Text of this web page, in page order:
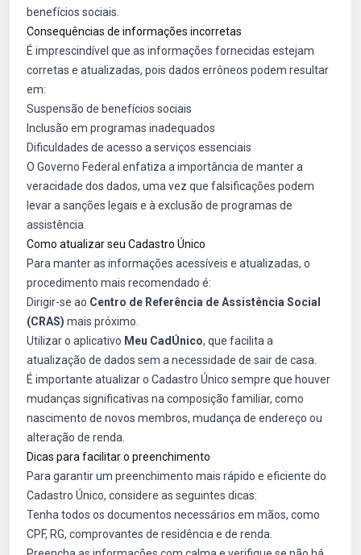
benefícios sociais.
Consequências de informações incorretas
É imprescindível que as informações fornecidas estejam
corretas e atualizadas, pois dados errôneos podem resultar
em:
Suspensão de benefícios sociais
Inclusão em programas inadequados
Dificuldades de acesso a serviços essenciais
O Governo Federal enfatiza a importância de manter a
veracidade dos dados, uma vez que falsificações podem
levar a sanções legais e à exclusão de programas de
assistência.
Como atualizar seu Cadastro Único
Para manter as informações acessíveis e atualizadas, o
procedimento mais recomendado é:
Dirigir-se ao Centro de Referência de Assistência Social
(CRAS) mais próximo.
Utilizar o aplicativo Meu CadÚnico, que facilita a
atualização de dados sem a necessidade de sair de casa.
É importante atualizar o Cadastro Único sempre que houver
mudanças significativas na composição familiar, como
nascimento de novos membros, mudança de endereço ou
alteração de renda.
Dicas para facilitar o preenchimento
Para garantir um preenchimento mais rápido e eficiente do
Cadastro Único, considere as seguintes dicas:
Tenha todos os documentos necessários em mãos, como
CPF, RG, comprovantes de residência e de renda.